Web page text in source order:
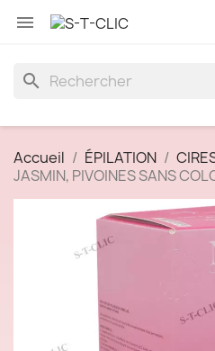

search
Accueil ÉPILATION
JASMIN, PIVOINES SANS